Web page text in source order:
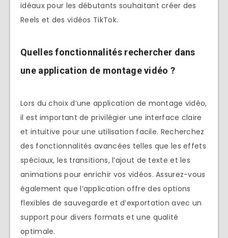
idéaux pour les débutants souhaitant créer des
Reels et des vidéos TikTok.
Quelles fonctionnalités rechercher dans
une application de montage vidéo ?
Lors du choix d’une application de montage vidéo,
il est important de privilégier une interface claire
et intuitive pour une utilisation facile. Recherchez
des fonctionnalités avancées telles que les effets
spéciaux, les transitions, l’ajout de texte et les
animations pour enrichir vos vidéos. Assurez-vous
également que l’application offre des options
flexibles de sauvegarde et d’exportation avec un
support pour divers formats et une qualité
optimale.